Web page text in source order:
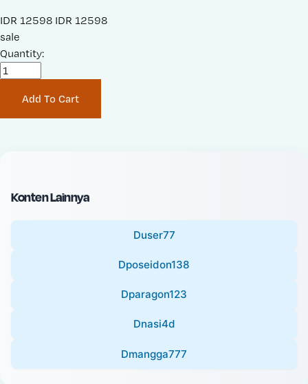
S
a
l
e
i
IDR 12598 O
n
a
c
e
IDR 12598
sale
Quantity:
Add To Cart
Konten Lainnya
Duser77
Dposeidon138
Dparagon123
Dnasi4d
Dmangga777